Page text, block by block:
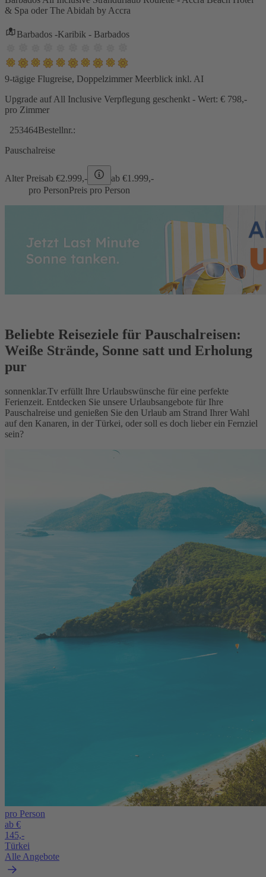
& Spa oder The Abidah by Accra
Barbados -Karibik - Barbados
9-tägige Flugreise, Doppelzimmer Meerblick inkl. AI
Upgrade auf All Inclusive Verpflegung geschenkt - Wert: € 798,-
pro Zimmer
253464Bestellnr.:
Pauschalreise
Alter Preisab €2.999,- ab €1.999,-
pro PersonPreis pro Person
Beliebte Reiseziele für Pauschalreisen:
Weiße Strände, Sonne satt und Erholung
pur
sonnenklar.Tv erfüllt Ihre Urlaubswünsche für eine perfekte
Ferienzeit. Entdecken Sie unsere Urlaubsangebote für Ihre
Pauschalreise und genießen Sie den Urlaub am Strand Ihrer Wahl
auf den Kanaren, in der Türkei, oder soll es doch lieber ein Fernziel
sein?
pro Person
ab €
145,-
Türkei
Alle Angebote